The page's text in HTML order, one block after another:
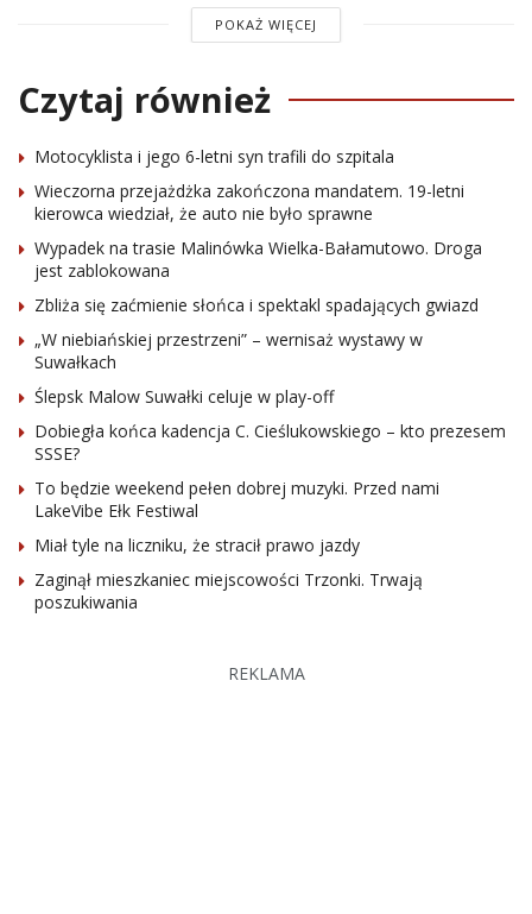
POKAŻ WIĘCEJ
Czytaj również
Motocyklista i jego 6-letni syn trafili do szpitala
Wieczorna przejażdżka zakończona mandatem. 19-letni
kierowca wiedział, że auto nie było sprawne
Wypadek na trasie Malinówka Wielka-Bałamutowo. Droga
jest zablokowana
Zbliża się zaćmienie słońca i spektakl spadających gwiazd
„W niebiańskiej przestrzeni” – wernisaż wystawy w
Suwałkach
Ślepsk Malow Suwałki celuje w play-off
Dobiegła końca kadencja C. Cieślukowskiego – kto prezesem
SSSE?
To będzie weekend pełen dobrej muzyki. Przed nami
LakeVibe Ełk Festiwal
Miał tyle na liczniku, że stracił prawo jazdy
Zaginął mieszkaniec miejscowości Trzonki. Trwają
poszukiwania
REKLAMA